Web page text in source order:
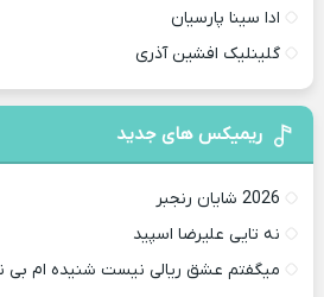
ادا سینا پارسیان
گلینلیک افشین آذری
ریمیکس های جدید
2026 شایان رنجبر
نه تایی علیرضا اسپید
میگفتم عشق ریالی نیست شنیده ام بی